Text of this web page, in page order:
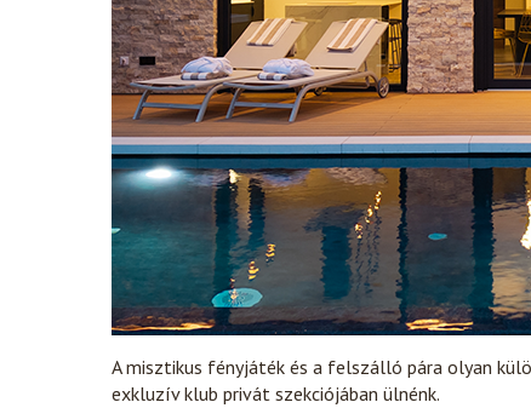
A misztikus fényjáték és a felszálló pára olyan
exkluzív klub privát szekciójában ülnénk.